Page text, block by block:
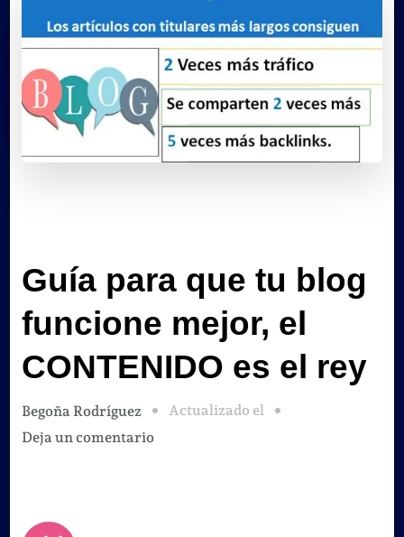
Guía para que tu blog
funcione mejor, el
CONTENIDO es el rey
Begoña Rodríguez
Actualizado el
Deja un comentarioen